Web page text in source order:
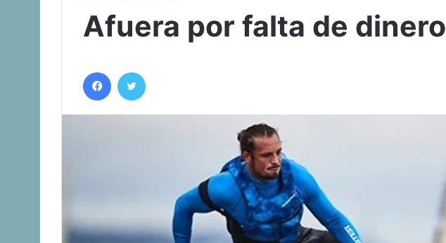
Afuera por falta de dinero
Facebook